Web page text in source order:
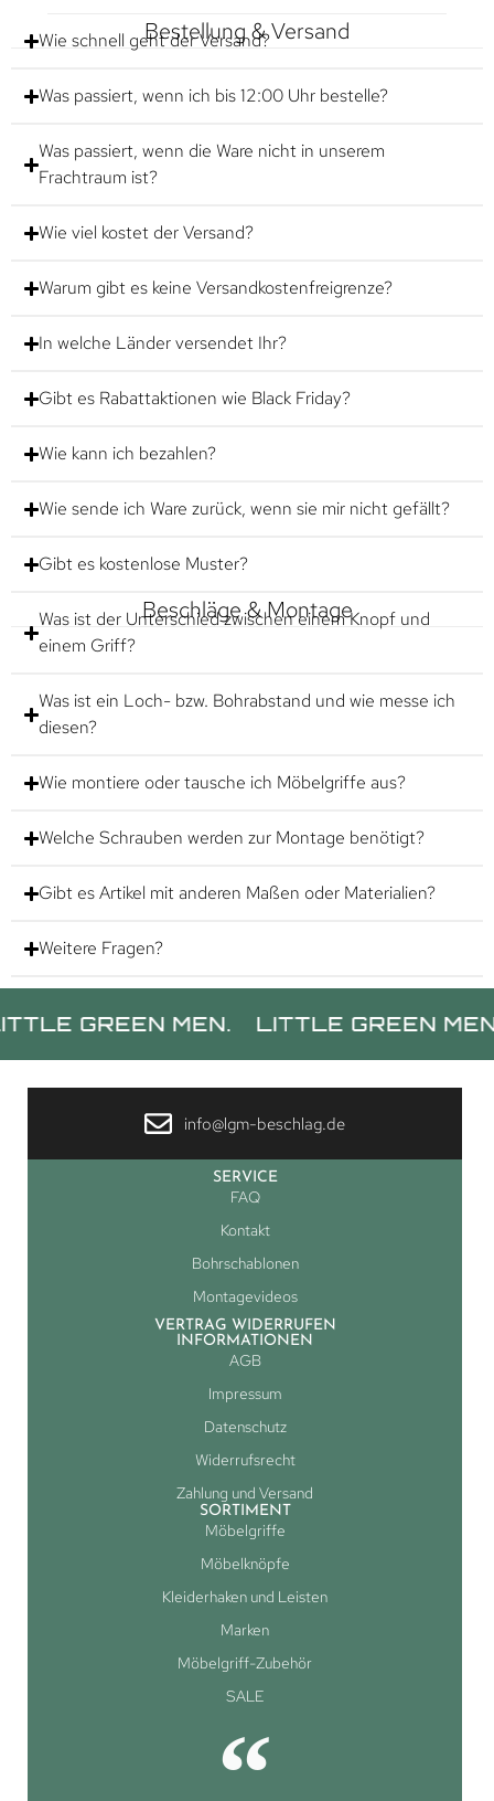
Bestellung & Versand
Wie schnell geht der Versand?
Was passiert, wenn ich bis 12:00 Uhr bestelle?
Was passiert, wenn die Ware nicht in unserem
Frachtraum ist?
Wie viel kostet der Versand?
Warum gibt es keine Versandkostenfreigrenze?
In welche Länder versendet Ihr?
Gibt es Rabattaktionen wie Black Friday?
Wie kann ich bezahlen?
Wie sende ich Ware zurück, wenn sie mir nicht gefällt?
Gibt es kostenlose Muster?
Beschläge & Montage
Was ist der Unterschied zwischen einem Knopf und
einem Griff?
Was ist ein Loch- bzw. Bohrabstand und wie messe ich
diesen?
Wie montiere oder tausche ich Möbelgriffe aus?
Welche Schrauben werden zur Montage benötigt?
Gibt es Artikel mit anderen Maßen oder Materialien?
Weitere Fragen?
GREEN MEN. LITTLE GREEN MEN.
info@lgm-beschlag.de
SERVICE
FAQ
Kontakt
Bohrschablonen
Montagevideos
VERTRAG WIDERRUFEN
INFORMATIONEN
AGB
Impressum
Datenschutz
Widerrufsrecht
Zahlung und Versand
SORTIMENT
Möbelgriffe
Möbelknöpfe
Kleiderhaken und Leisten
Marken
Möbelgriff-Zubehör
SALE